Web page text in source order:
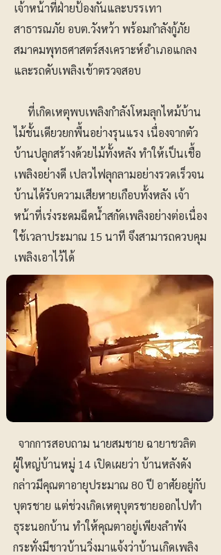
เจ้าหน้าที่ฝ่ายป้องกันและบรรเทา
สาธารณภัย อบต.วังหว้า พร้อมกำลังกู้ภัย
สมาคมพุทธศาสตร์สงเคราะห์อำเภอแกลง
และรถดับเพลิงเข้าตรวจสอบ
ที่เกิดเหตุพบเพลิงกำลังโหมลุกไหม้บ้าน
ไม้ชั้นเดียวยกพื้นอย่างรุนแรง เนื่องจากตัว
บ้านปลูกสร้างด้วยไม้ทั้งหลัง ทำให้เป็นเชื้อ
เพลิงอย่างดี เปลวไฟลุกลามอย่างรวดเร็วจน
บ้านได้รับความเสียหายเกือบทั้งหลัง เจ้า
หน้าที่เร่งระดมฉีดน้ำสกัดเพลิงอย่างต่อเนื่อง
ใช้เวลาประมาณ 15 นาที จึงสามารถควบคุม
เพลิงเอาไว้ได้
จากการสอบถาม นายสมชาย ฉายาชวลิต
ผู้ใหญ่บ้านหมู่ 14 เปิดเผยว่า บ้านหลังดัง
กล่าวมีคุณตาอายุประมาณ 80 ปี อาศัยอยู่กับ
บุตรชาย แต่ช่วงเกิดเหตุบุตรชายออกไปทำ
ธุระนอกบ้าน ทำให้คุณตาอยู่เพียงลำพัง
กระทั่งมีชาวบ้านวิ่งมาแจ้งว่าบ้านเกิดเพลิง